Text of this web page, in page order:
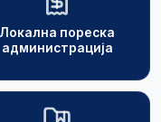
Локална пореска
администрација